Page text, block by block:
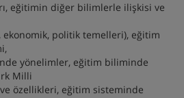
eğitimin diğer bilimlerle ilişkisi ve
ekonomik, politik temelleri), eğitim
yönelimler, eğitim biliminde
Milli
özellikleri, eğitim sisteminde